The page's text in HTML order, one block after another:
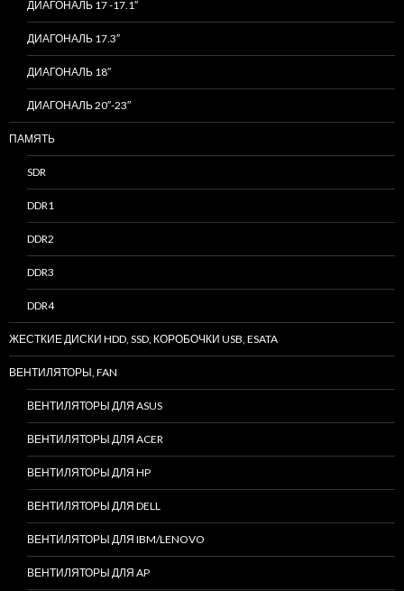
ДИАГОНАЛЬ 17 -17.1″
ДИАГОНАЛЬ 17.3″
ДИАГОНАЛЬ 18″
ДИАГОНАЛЬ 20″-23″
ПАМЯТЬ
SDR
DDR1
DDR2
DDR3
DDR4
ЖЕСТКИЕ ДИСКИ HDD, SSD, КОРОБОЧКИ USB, ESATA
ВЕНТИЛЯТОРЫ, FAN
ВЕНТИЛЯТОРЫ ДЛЯ ASUS
ВЕНТИЛЯТОРЫ ДЛЯ ACER
ВЕНТИЛЯТОРЫ ДЛЯ HP
ВЕНТИЛЯТОРЫ ДЛЯ DELL
ВЕНТИЛЯТОРЫ ДЛЯ IBM/LENOVO
ВЕНТИЛЯТОРЫ ДЛЯ AP